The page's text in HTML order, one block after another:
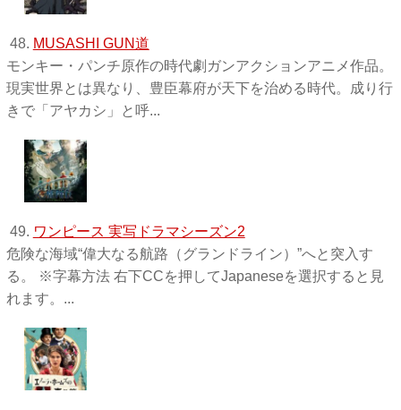
48. MUSASHI GUN道
モンキー・パンチ原作の時代劇ガンアクションアニメ作品。
現実世界とは異なり、豊臣幕府が天下を治める時代。成り行
きで「アヤカシ」と呼...
49. ワンピース 実写ドラマシーズン2
危険な海域“偉大なる航路（グランドライン）”へと突入す
る。 ※字幕方法 右下CCを押してJapaneseを選択すると見
れます。...